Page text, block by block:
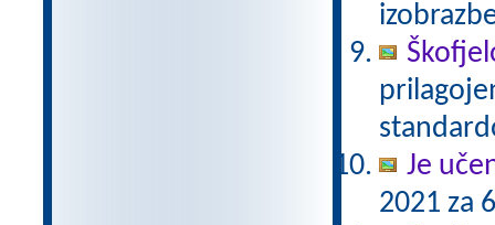
Je
2021 za